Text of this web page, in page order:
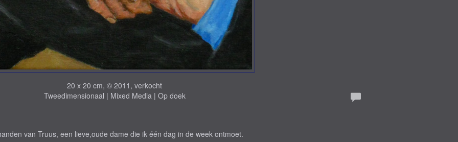
20 x 20 cm, © 2011, verkocht
Tweedimensionaal | Mixed Media | Op doek
van Truus, een lieve,oude dame die ik één dag in de week ontmoet.